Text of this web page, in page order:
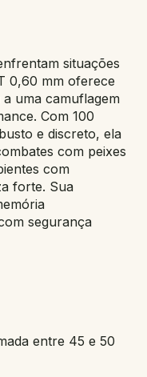
situações
0,60 mm oferece
a uma camuflagem
Com 100
e discreto, ela
com peixes
com
forte. Sua
segurança
entre 45 e 50